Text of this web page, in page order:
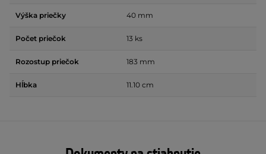
Výška priečky 40 mm
Počet priečok 13 ks
Rozostup priečok 183 mm
Hĺbka 11.10 cm